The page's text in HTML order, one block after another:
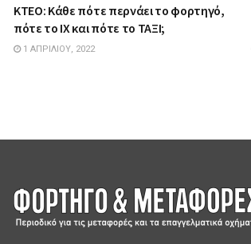
ΚΤΕΟ: Κάθε πότε περνάει το φορτηγό,
πότε το ΙΧ και πότε το ΤΑΞΙ;
1 ΑΠΡΙΛΊΟΥ, 2022